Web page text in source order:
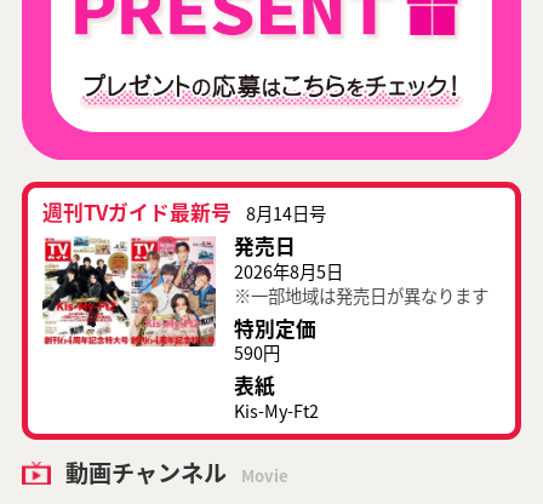
週刊TVガイド最新号 8月14日号
発売日
2026年8月5日
※一部地域は発売日が異なります
特別定価
590円
表紙
Kis-My-Ft2
動画チャンネル Movie